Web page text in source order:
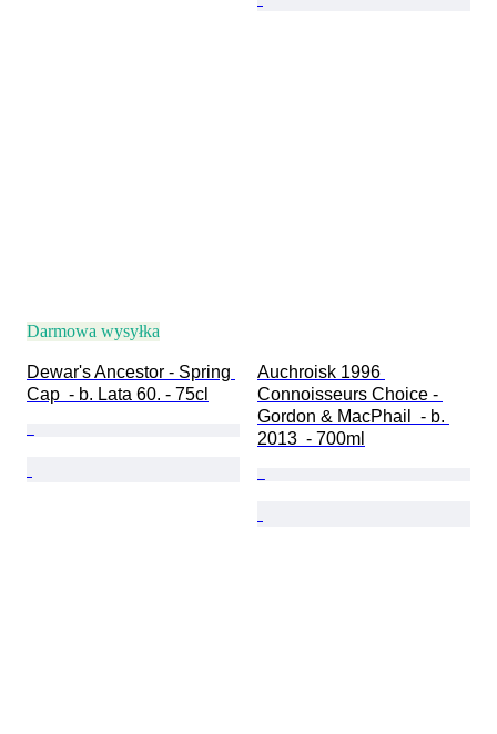
Darmowa wysyłka
Dewar's Ancestor - Spring
Cap  - b. Lata 60. - 75cl
Auchroisk 1996
Connoisseurs Choice -
Gordon & MacPhail  - b.
2013  - 700ml